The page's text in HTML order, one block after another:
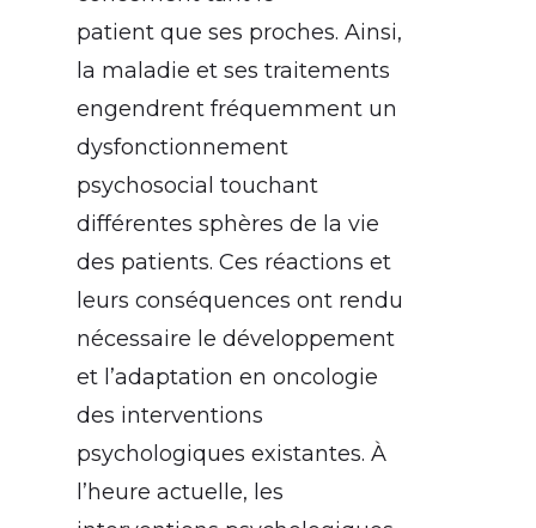
patient que ses proches. Ainsi,
la maladie et ses traitements
engendrent fréquemment un
dysfonctionnement
psychosocial touchant
différentes sphères de la vie
des patients. Ces réactions et
leurs conséquences ont rendu
nécessaire le développement
et l’adaptation en oncologie
des interventions
psychologiques existantes. À
l’heure actuelle, les